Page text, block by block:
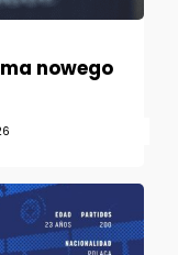
nowego